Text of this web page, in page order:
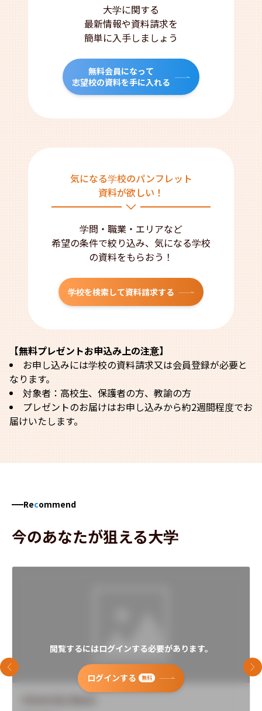
大学に関する
最新情報や資料請求を
簡単に入手しましょう
無料会員になって
志望校の資料を手に入れる
気になる学校のパンフレット
資料が欲しい！
学問・職業・エリアなど
希望の条件で絞り込み、気になる学校
の資料をもらおう！
学校を検索して資料請求する
【無料プレゼントお申込み上の注意】
お申し込みには学校の資料請求又は会員登録が必要と
なります。
対象者：高校生、保護者の方、教諭の方
プレゼントのお届けはお申し込みから約2週間程度でお
届けいたします。
Recommend
今のあなたが狙える大学
閲覧するにはログインする必要があります。
ログインする 無料
前のスライド 次